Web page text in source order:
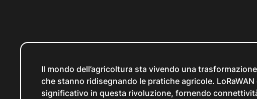
Il mondo dell’agricoltura sta vivendo una
che stanno ridisegnando le pratiche agricole.
significativo in questa rivoluzione, fornendo